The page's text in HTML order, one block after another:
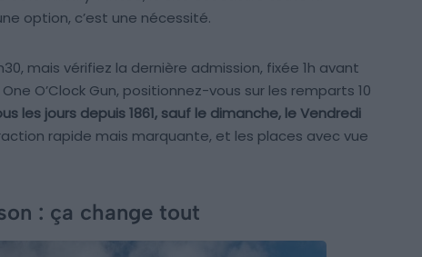
option, c’est une nécessité.
mais vérifiez la dernière admission, fixée 1h avant
O’Clock Gun, positionnez-vous sur les remparts 10
les jours depuis 1861, sauf le dimanche, le Vendredi
rapide mais marquante, et les places avec vue
: ça change tout